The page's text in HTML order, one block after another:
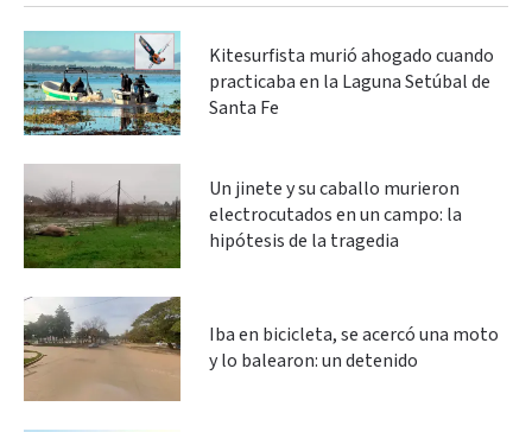
Kitesurfista murió ahogado cuando
practicaba en la Laguna Setúbal de
Santa Fe
Un jinete y su caballo murieron
electrocutados en un campo: la
hipótesis de la tragedia
Iba en bicicleta, se acercó una moto
y lo balearon: un detenido